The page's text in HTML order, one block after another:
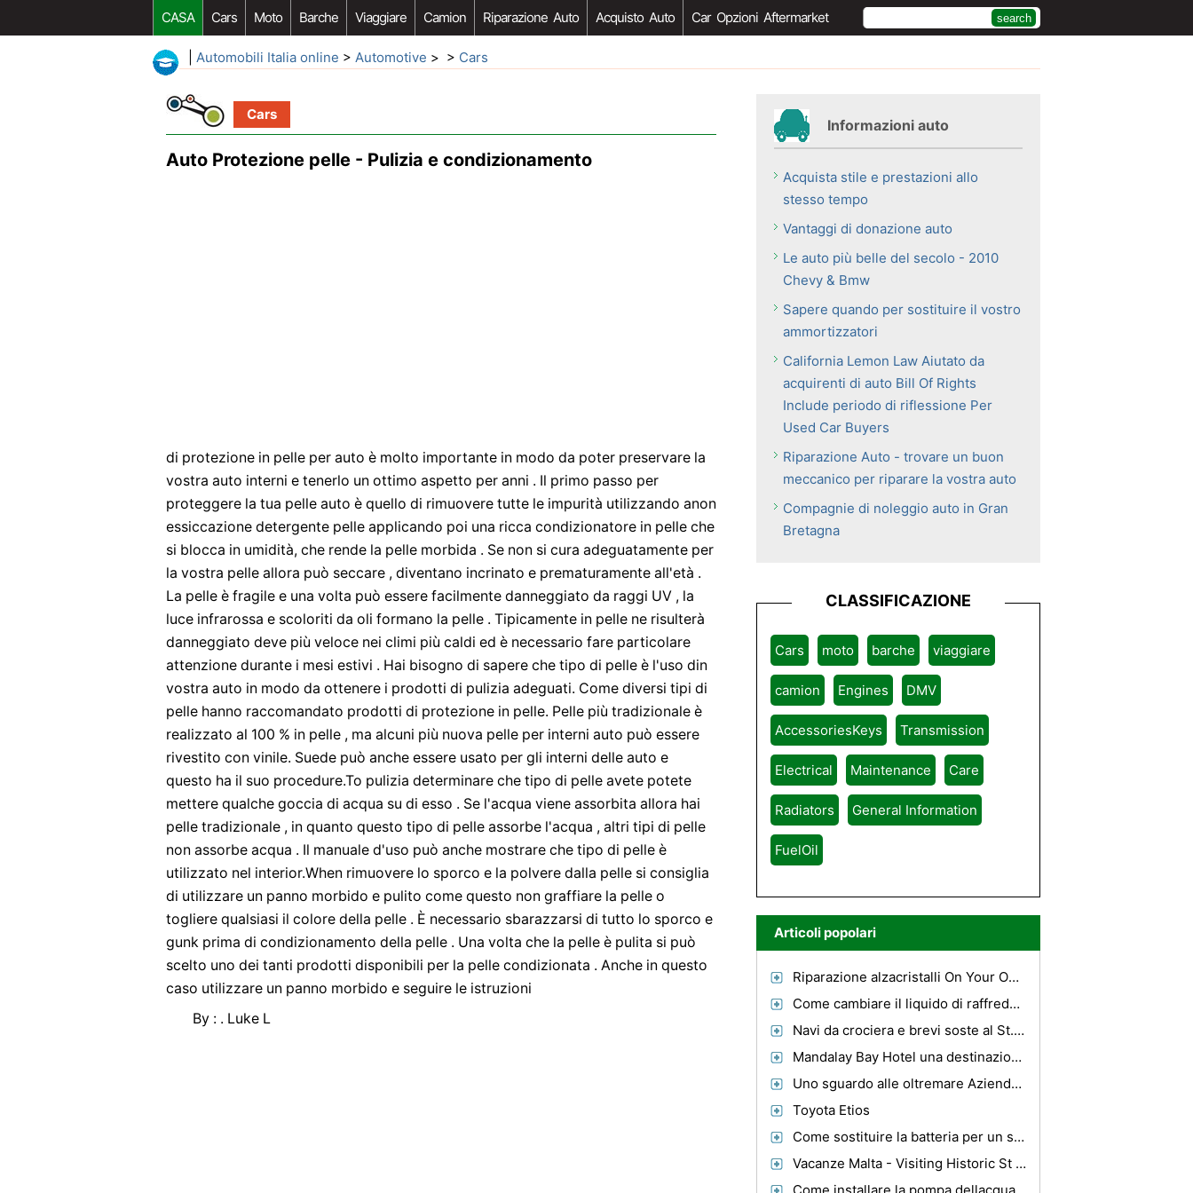
CASA Cars Moto Barche Viaggiare Camion Riparazione Auto Acquisto Auto Car Opzioni Aftermarket
Automobili Italia online > Automotive > > Cars
Cars
Auto Protezione pelle - Pulizia e condizionamento
di protezione in pelle per auto è molto importante in modo da poter preservare la
vostra auto interni e tenerlo un ottimo aspetto per anni . Il primo passo per
proteggere la tua pelle auto è quello di rimuovere tutte le impurità utilizzando anon
essiccazione detergente pelle applicando poi una ricca condizionatore in pelle che
si blocca in umidità, che rende la pelle morbida . Se non si cura adeguatamente per
la vostra pelle allora può seccare , diventano incrinato e prematuramente all'età .
La pelle è fragile e una volta può essere facilmente danneggiato da raggi UV , la
luce infrarossa e scoloriti da oli formano la pelle . Tipicamente in pelle ne risulterà
danneggiato deve più veloce nei climi più caldi ed è necessario fare particolare
attenzione durante i mesi estivi . Hai bisogno di sapere che tipo di pelle è l'uso din
vostra auto in modo da ottenere i prodotti di pulizia adeguati. Come diversi tipi di
pelle hanno raccomandato prodotti di protezione in pelle. Pelle più tradizionale è
realizzato al 100 % in pelle , ma alcuni più nuova pelle per interni auto può essere
rivestito con vinile. Suede può anche essere usato per gli interni delle auto e
questo ha il suo procedure.To pulizia determinare che tipo di pelle avete potete
mettere qualche goccia di acqua su di esso . Se l'acqua viene assorbita allora hai
pelle tradizionale , in quanto questo tipo di pelle assorbe l'acqua , altri tipi di pelle
non assorbe acqua . Il manuale d'uso può anche mostrare che tipo di pelle è
utilizzato nel interior.When rimuovere lo sporco e la polvere dalla pelle si consiglia
di utilizzare un panno morbido e pulito come questo non graffiare la pelle o
togliere qualsiasi il colore della pelle . È necessario sbarazzarsi di tutto lo sporco e
gunk prima di condizionamento della pelle . Una volta che la pelle è pulita si può
scelto uno dei tanti prodotti disponibili per la pelle condizionata . Anche in questo
caso utilizzare un panno morbido e seguire le istruzioni
By : . Luke L
Informazioni auto
Acquista stile e prestazioni allo
stesso tempo
Vantaggi di donazione auto
Le auto più belle del secolo - 2010
Chevy & Bmw
Sapere quando per sostituire il vostro
ammortizzatori
California Lemon Law Aiutato da
acquirenti di auto Bill Of Rights
Include periodo di riflessione Per
Used Car Buyers
Riparazione Auto - trovare un buon
meccanico per riparare la vostra auto
Compagnie di noleggio auto in Gran
Bretagna
CLASSIFICAZIONE
Cars moto barche viaggiare
camion Engines DMV
AccessoriesKeys Transmission
Electrical Maintenance Care
Radiators General Information
FuelOil
Articoli popolari
Riparazione alzacristalli On Your Own
Come cambiare il liquido di raffreddamento in un Honda Accord
Navi da crociera e brevi soste al St. Thomas
Mandalay Bay Hotel una destinazione finale per le vacanze
Uno sguardo alle oltremare Aziende in movimento
Toyota Etios
Come sostituire la batteria per un sistema di apertura senza chiave Honda
Vacanze Malta - Visiting Historic St Pauls Bay